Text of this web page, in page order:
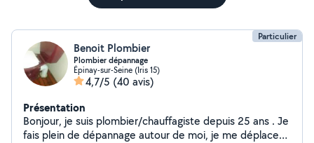
Particulier
Benoit Plombier
Plombier dépannage
Épinay-sur-Seine (Iris 15)
4,7/5 (40 avis)
Présentation
Bonjour, je suis plombier/chauffagiste depuis 25 ans . Je
fais plein de dépannage autour de moi, je me déplace